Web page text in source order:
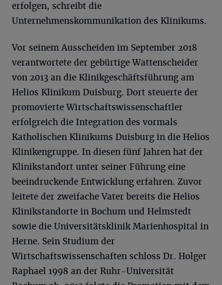
erfolgen, schreibt die
Unternehmenskommunikation des Klinikums.
Vor seinem Ausscheiden im September 2018
verantwortete der gebürtige Wattenscheider
von 2013 an die Klinikgeschäftsführung am
Helios Klinikum Duisburg. Dort steuerte der
promovierte Wirtschaftswissenschaftler
erfolgreich die Integration des vormals
Katholischen Klinikums Duisburg in die Helios
Klinikengruppe. In diesen fünf Jahren hat der
Klinikstandort unter seiner Führung eine
beeindruckende Entwicklung erfahren. Zuvor
leitete der zweifache Vater bereits die Helios
Klinikstandorte in Bochum und Helmstedt
sowie die Universitätsklinik Marienhospital in
Herne. Sein Studium der
Wirtschaftswissenschaften schloss Dr. Holger
Raphael 1998 an der Ruhr-Universität